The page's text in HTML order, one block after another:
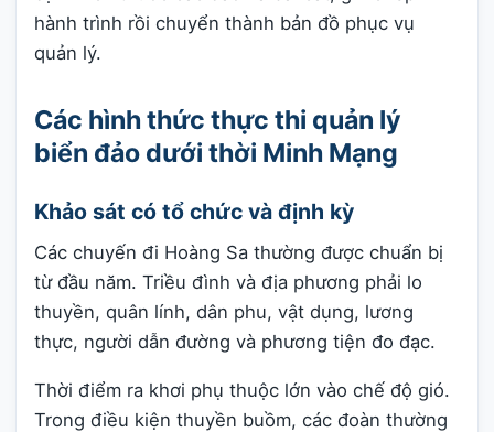
hành trình rồi chuyển thành bản đồ phục vụ
quản lý.
Các hình thức thực thi quản lý
biển đảo dưới thời Minh Mạng
Khảo sát có tổ chức và định kỳ
Các chuyến đi Hoàng Sa thường được chuẩn bị
từ đầu năm. Triều đình và địa phương phải lo
thuyền, quân lính, dân phu, vật dụng, lương
thực, người dẫn đường và phương tiện đo đạc.
Thời điểm ra khơi phụ thuộc lớn vào chế độ gió.
Trong điều kiện thuyền buồm, các đoàn thường